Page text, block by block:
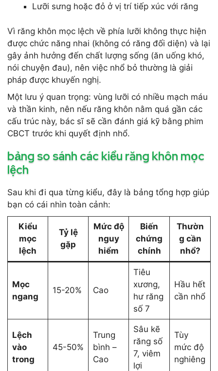
Lưỡi sưng hoặc đỏ ở vị trí tiếp xúc với răng
Vì răng khôn mọc lệch về phía lưỡi không thực hiện
được chức năng nhai (không có răng đối diện) và lại
gây ảnh hưởng đến chất lượng sống (ăn uống khó,
nói chuyện đau), nên việc nhổ bỏ thường là giải
pháp được khuyến nghị.
Một lưu ý quan trọng: vùng lưỡi có nhiều mạch máu
và thần kinh, nên nếu răng khôn nằm quá gần các
cấu trúc này, bác sĩ sẽ cần đánh giá kỹ bằng phim
CBCT trước khi quyết định nhổ.
bảng so sánh các kiểu răng khôn mọc
lệch
Sau khi đi qua từng kiểu, đây là bảng tổng hợp giúp
bạn có cái nhìn toàn cảnh:
Kiểu
mọc
lệch
Tỷ lệ
gặp
Mức độ
nguy
hiểm
Biến
chứng
chính
Thườn
g cần
nhổ?
Mọc
ngang
15-20% Cao
Tiêu
xương,
hư răng
số 7
Hầu hết
cần nhổ
Lệch
vào
trong
45-50%
Trung
bình –
Cao
Sâu kẽ
răng số
7, viêm
lợi
Tùy
mức độ
nghiêng